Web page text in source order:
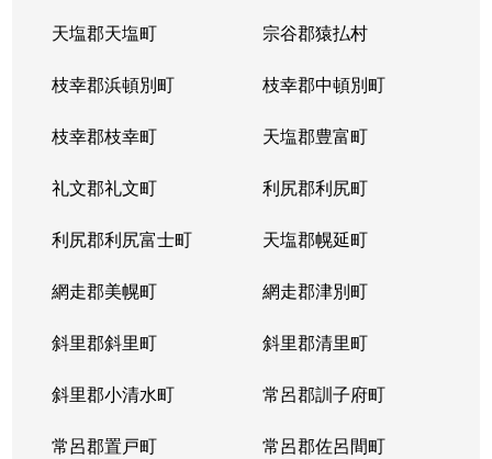
天塩郡天塩町 宗谷郡猿払村
枝幸郡浜頓別町 枝幸郡中頓別町
枝幸郡枝幸町 天塩郡豊富町
礼文郡礼文町 利尻郡利尻町
利尻郡利尻富士町 天塩郡幌延町
網走郡美幌町 網走郡津別町
斜里郡斜里町 斜里郡清里町
斜里郡小清水町 常呂郡訓子府町
常呂郡置戸町 常呂郡佐呂間町